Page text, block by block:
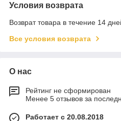
Условия возврата
Возврат товара в течение 14
Все условия возврата
О нас
Рейтинг не сформирован
Менее 5 отзывов за
Работает с 20.08.2018